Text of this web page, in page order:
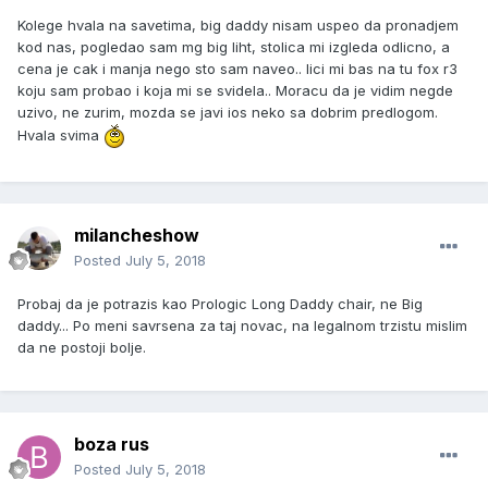
Kolege hvala na savetima, big daddy nisam uspeo da pronadjem
kod nas, pogledao sam mg big liht, stolica mi izgleda odlicno, a
cena je cak i manja nego sto sam naveo.. lici mi bas na tu fox r3
koju sam probao i koja mi se svidela.. Moracu da je vidim negde
uzivo, ne zurim, mozda se javi ios neko sa dobrim predlogom.
Hvala svima
milancheshow
Posted July 5, 2018
Probaj da je potrazis kao Prologic Long Daddy chair, ne Big
daddy... Po meni savrsena za taj novac, na legalnom trzistu mislim
da ne postoji bolje.
boza rus
Posted July 5, 2018